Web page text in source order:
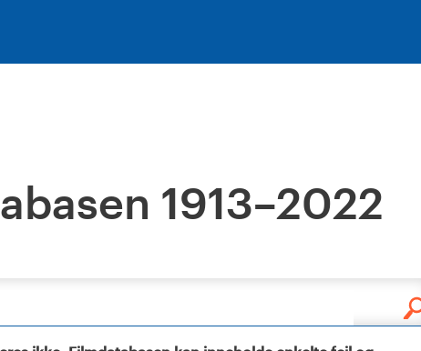
1913–2022